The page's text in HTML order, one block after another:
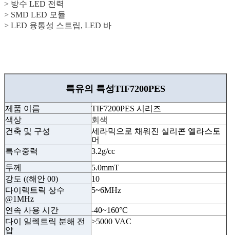
> 방수 LED 전력
> SMD LED 모듈
> LED 융통성 스트립, LED 바
특유의 특성TIF7200PES
제품 이름
TIF7200PES 시리즈
색상
회색
건축 및 구성
세라믹으로 채워진 실리콘 엘라스토
머
특수중력
3.2g/cc
두께
5.0mmT
강도 ((해안 00)
10
다이렉트릭 상수
@1MHz
5~6MHz
연속 사용 시간
-40~160°C
다이 일렉트릭 분해 전
압
>5000 VAC